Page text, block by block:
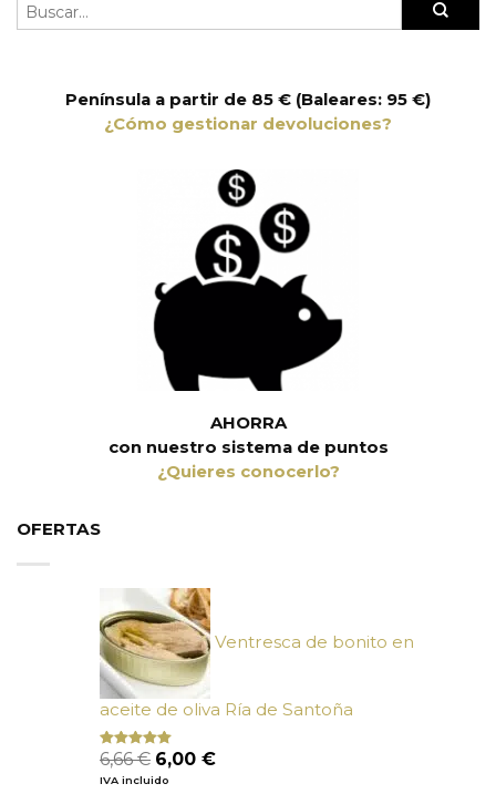
Península a partir de 85 € (Baleares: 95 €)
¿Cómo gestionar devoluciones?
AHORRA
con nuestro sistema de puntos
¿Quieres conocerlo?
OFERTAS
Ventresca de bonito en
aceite de oliva Ría de Santoña
Valorado
con
de 5
6,66€ El
precio
6,00 €El
IVA incluido